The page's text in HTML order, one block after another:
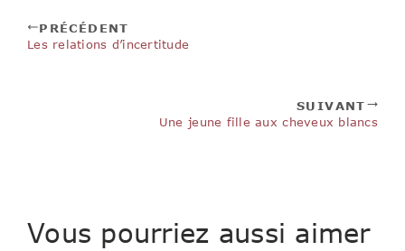
PRÉCÉDENT
Les relations d’incertitude
SUIVANT
Une jeune fille aux cheveux blancs
Vous pourriez aussi aimer